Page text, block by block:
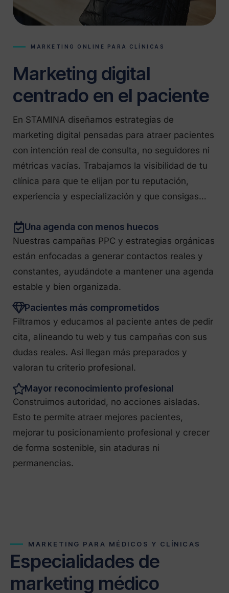
MARKETING ONLINE PARA CLÍNICAS
Marketing digital
centrado en el paciente
En STAMINA diseñamos estrategias de
marketing digital pensadas para atraer pacientes
con intención real de consulta, no seguidores ni
métricas vacías. Trabajamos la visibilidad de tu
clínica para que te elijan por tu reputación,
experiencia y especialización y que consigas…
Una agenda con menos huecos
Nuestras campañas PPC y estrategias orgánicas
están enfocadas a generar contactos reales y
constantes, ayudándote a mantener una agenda
estable y bien organizada.
Pacientes más comprometidos
Filtramos y educamos al paciente antes de pedir
cita, alineando tu web y tus campañas con sus
dudas reales. Así llegan más preparados y
valoran tu criterio profesional.
Mayor reconocimiento profesional
Construimos autoridad, no acciones aisladas.
Esto te permite atraer mejores pacientes,
mejorar tu posicionamiento profesional y crecer
de forma sostenible, sin ataduras ni
permanencias.
MARKETING PARA MÉDICOS Y CLÍNICAS
Especialidades de
marketing médico